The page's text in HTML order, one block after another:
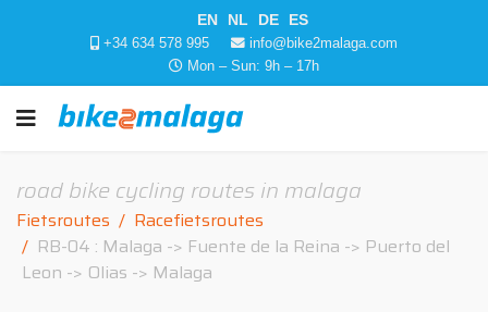
EN NL DE ES
+34 634 578 995
info@bike2malaga.com
Mon – Sun: 9h – 17h
road bike cycling routes in malaga
Fietsroutes
Racefietsroutes
RB-04 : Malaga -> Fuente de la Reina -> Puerto del
Leon -> Olias -> Malaga